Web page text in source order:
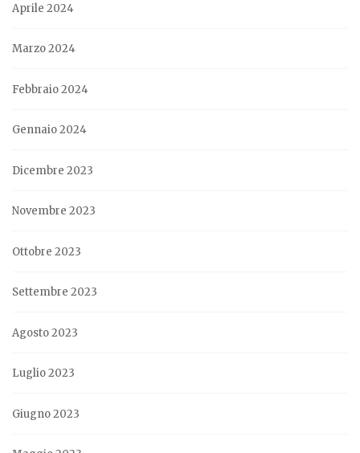
Aprile 2024
Marzo 2024
Febbraio 2024
Gennaio 2024
Dicembre 2023
Novembre 2023
Ottobre 2023
Settembre 2023
Agosto 2023
Luglio 2023
Giugno 2023